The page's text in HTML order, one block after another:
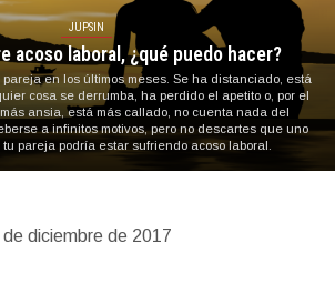
JUPSIN
acoso laboral, ¿qué puedo hacer?
en los últimos meses. Se ha distanciado, está
cosa se derrumba, ha perdido el apetito o, por el
ansia, está más callado, no cuenta nada del
a infinitos motivos, pero no descartes que uno
pareja podría estar sufriendo acoso laboral.
de diciembre de 2017